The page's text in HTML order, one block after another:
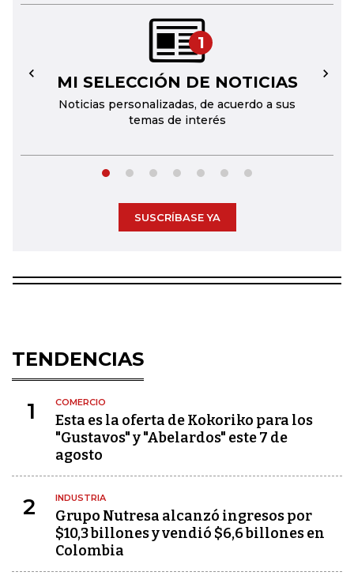
1
MI SELECCIÓN DE NOTICIAS
Noticias personalizadas, de acuerdo a sus
temas de interés
← →
SUSCRÍBASE YA
TENDENCIAS
1 COMERCIO
Esta es la oferta de Kokoriko para los
"Gustavos" y "Abelardos" este 7 de
agosto
2 INDUSTRIA
Grupo Nutresa alcanzó ingresos por
$10,3 billones y vendió $6,6 billones en
Colombia